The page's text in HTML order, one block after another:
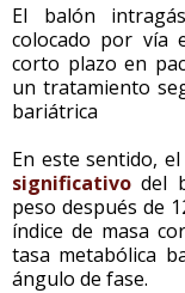
El balón
colocado por vía
corto plazo en
un tratamiento
bariátrica
En este sentido,
significativo del
peso después de
índice de masa
tasa metabólica
ángulo de fase.